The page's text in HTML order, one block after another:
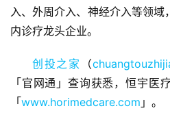
融
资
商
入、外周介入、神经介入等领
内诊疗龙头企业。
创投之家 （
「官网通」查询获悉，恒宇医
「www.horimedcare.com 」。